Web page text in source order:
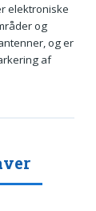
elektroniske
og
og er
af